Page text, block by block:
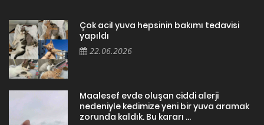
Çok acil yuva hepsinin bakımı tedavisi
yapıldı
22.06.2026
Maalesef evde oluşan ciddi alerji
nedeniyle kedimize yeni bir yuva aramak
zorunda kaldık. Bu kararı ...